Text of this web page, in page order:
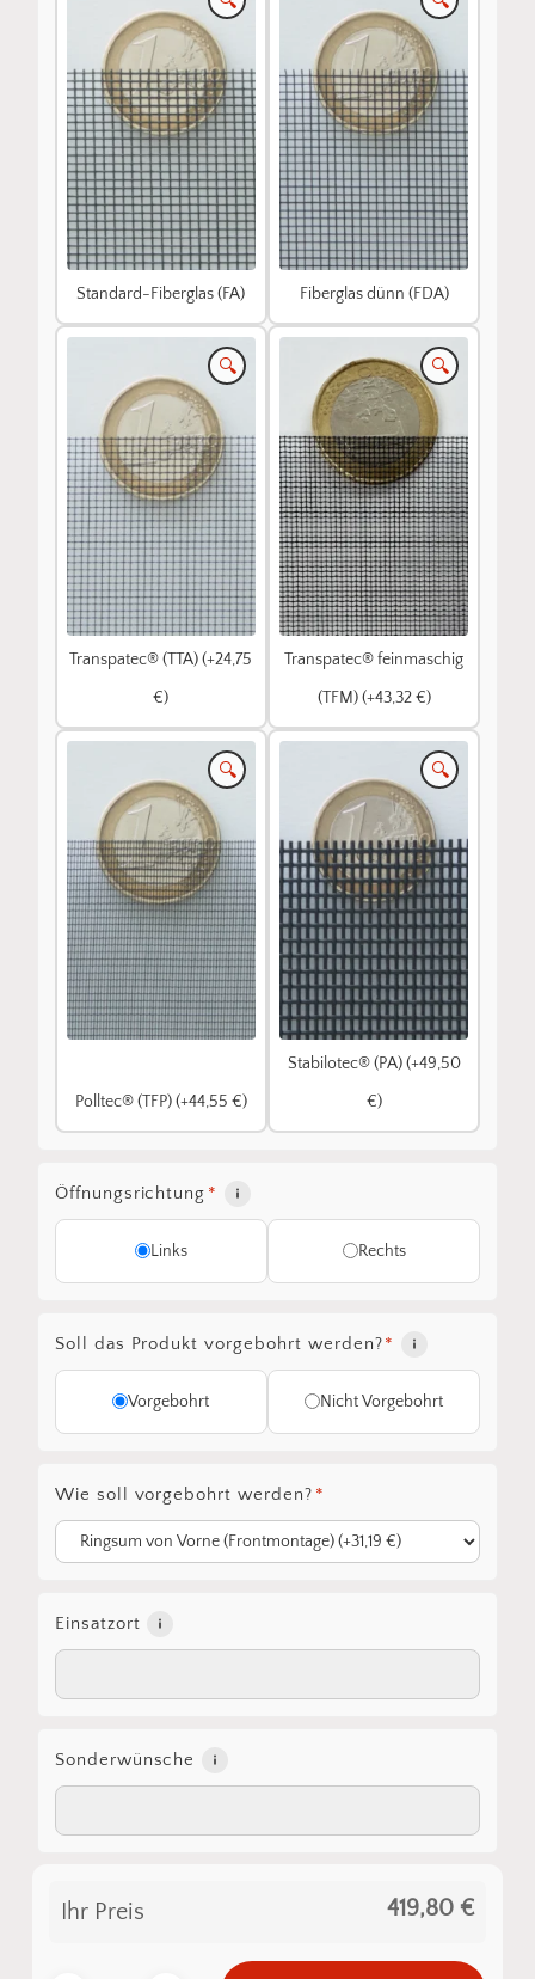
Standard-Fiberglas (FA) Fiberglas dünn (FDA)
🔍
Transpatec® (TTA) (+24,75
€)
🔍
Transpatec® feinmaschig
(TFM) (+43,32 €)
🔍
Polltec® (TFP) (+44,55 €)
🔍
Stabilotec® (PA) (+49,50
€)
Öffnungsrichtung *
Links Rechts
Soll das Produkt vorgebohrt werden?*
Vorgebohrt Nicht Vorgebohrt
Wie soll vorgebohrt werden? *
Einsatzort
Sonderwünsche
Ihr Preis 419,80 €